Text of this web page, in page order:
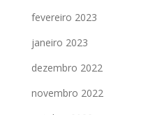
fevereiro 2023
janeiro 2023
dezembro 2022
novembro 2022